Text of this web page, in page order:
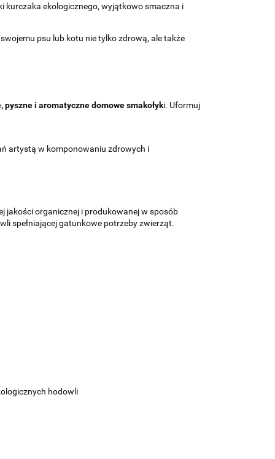
kurczaka ekologicznego, wyjątkowo smaczna i
psu lub kotu nie tylko zdrową, ale także
pyszne i aromatyczne domowe smakołyki. Uformuj
artystą w komponowaniu zdrowych i
jakości organicznej i produkowanej w sposób
spełniającej gatunkowe potrzeby zwierząt.
hodowli